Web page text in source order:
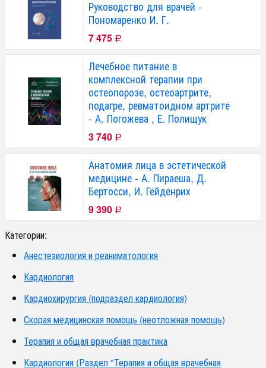
Руководство для врачей -
Пономаренко И. Г.
7 475 Р
Лечебное питание в
комплексной терапии при
остеопорозе, остеоартрите,
подагре, ревматоидном артрите
- А. Погожева , Е. Полищук
3 740 Р
Анатомия лица в эстетической
медицине - А. Пираеша, Д.
Бертосси, И. Гейденрих
9 390 Р
Категории:
Анестезиология и реаниматология
Кардиология
Кардиохирургия (подраздел кардиология)
Скорая медицинская помощь (неотложная помощь)
Терапия и общая врачебная практика
Кардиология (Раздел "Терапия и общая врачебная